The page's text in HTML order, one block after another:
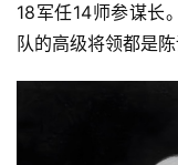
快
讯
18军任14师参谋长
队的高级将领都是陈